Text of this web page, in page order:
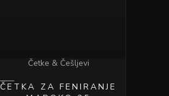
Četke & Češljevi
ČETKA ZA FENIRANJE